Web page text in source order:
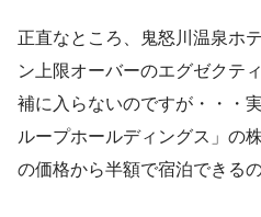
正直なところ、鬼怒川温泉ホ
ン上限オーバーのエグゼクテ
補に入らないのですが・・・
ループホールディングス」の
の価格から半額で宿泊できるの